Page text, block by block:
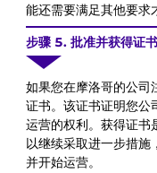
能还需要满足其他要求
步骤 5. 批准并获得证书
如果您在摩洛哥的公司
证书。该证书证明您公
运营的权利。获得证书
以继续采取进一步措施
并开始运营。